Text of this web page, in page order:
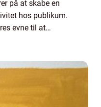
på at skabe en
hos publikum.
evne til at